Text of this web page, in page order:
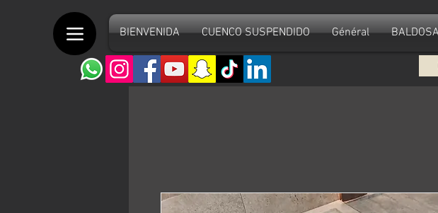
BIENVENIDA CUENCO SUSPENDIDO Général